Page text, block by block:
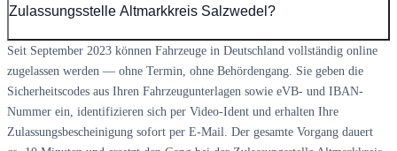
Zulassungsstelle Altmarkkreis Salzwedel?
Seit September 2023 können Fahrzeuge in Deutschland vollständig online
zugelassen werden — ohne Termin, ohne Behördengang. Sie geben die
Sicherheitscodes aus Ihren Fahrzeugunterlagen sowie eVB- und IBAN-
Nummer ein, identifizieren sich per Video-Ident und erhalten Ihre
Zulassungsbescheinigung sofort per E-Mail. Der gesamte Vorgang dauert